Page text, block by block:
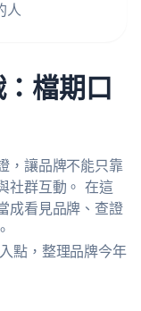
人
檔期口
，讓品牌不能只靠
社群互動。 在這
成看見品牌、查證
點，整理品牌今年